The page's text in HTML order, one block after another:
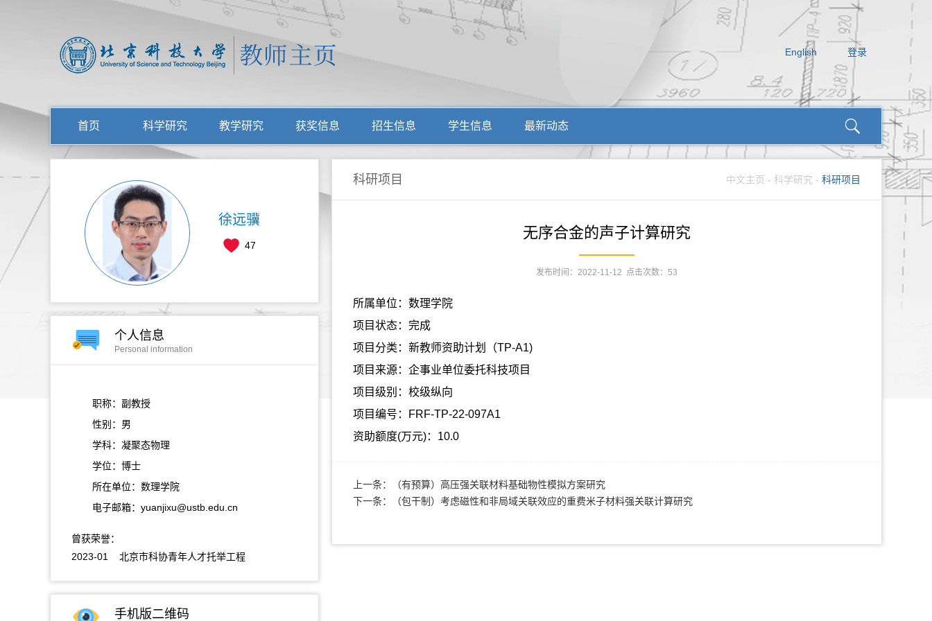
English 登录
首页 科学研究 教学研究 获奖信息 招生信息 学生信息 最新动态
徐远骥
47
个人信息
Personal information
职称：副教授
性别：男
学科：凝聚态物理
学位：博士
所在单位：数理学院
电子邮箱： yuanjixu@ustb.edu.cn
曾获荣誉：
2023-01 北京市科协青年人才托举工程
手机版二维码
科研项目 中文主页 - 科学研究 - 科研项目
无序合金的声子计算研究
发布时间：2022-11-12 点击次数： 53
所属单位：数理学院
项目状态：完成
项目分类：新教师资助计划（TP-A1)
项目来源：企事业单位委托科技项目
项目级别：校级纵向
项目编号：FRF-TP-22-097A1
资助额度(万元)：10.0
上一条：
（有预算）高压强关联材料基础物性模拟方案研究
下一条：
（包干制）考虑磁性和非局域关联效应的重费米子材料强关联计算研究